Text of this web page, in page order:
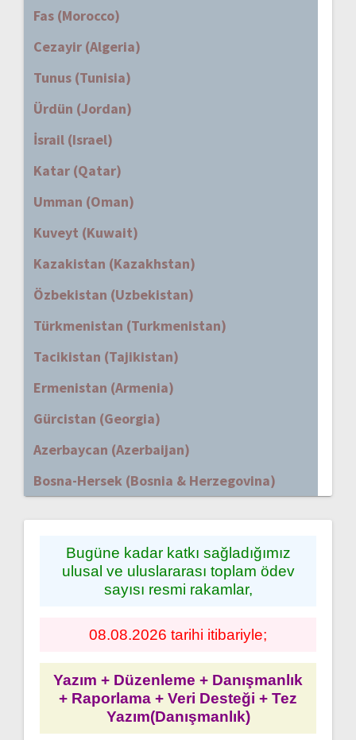
Fas (Morocco)
Cezayir (Algeria)
Tunus (Tunisia)
Ürdün (Jordan)
İsrail (Israel)
Katar (Qatar)
Umman (Oman)
Kuveyt (Kuwait)
Kazakistan (Kazakhstan)
Özbekistan (Uzbekistan)
Türkmenistan (Turkmenistan)
Tacikistan (Tajikistan)
Ermenistan (Armenia)
Gürcistan (Georgia)
Azerbaycan (Azerbaijan)
Bosna-Hersek (Bosnia & Herzegovina)
Bugüne kadar katkı sağladığımız
ulusal ve uluslararası toplam ödev
sayısı resmi rakamlar,
08.08.2026 tarihi itibariyle;
Yazım + Düzenleme + Danışmanlık
+ Raporlama + Veri Desteği + Tez
Yazım(Danışmanlık)